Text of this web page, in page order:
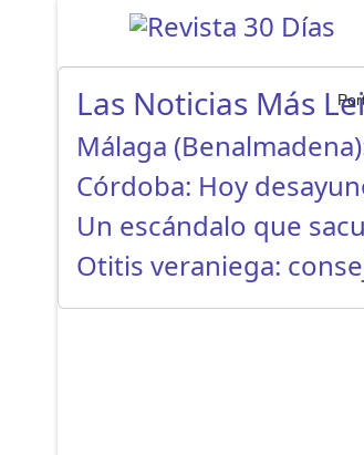
Las Noticias Más
Málaga
Córdoba: Hoy
Un escándalo que
Otitis veraniega: